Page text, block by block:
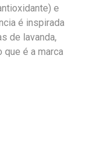
e
é inspirada
de lavanda,
é a marca